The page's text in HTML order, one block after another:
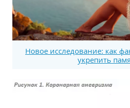
Новое исследование: как
укрепить